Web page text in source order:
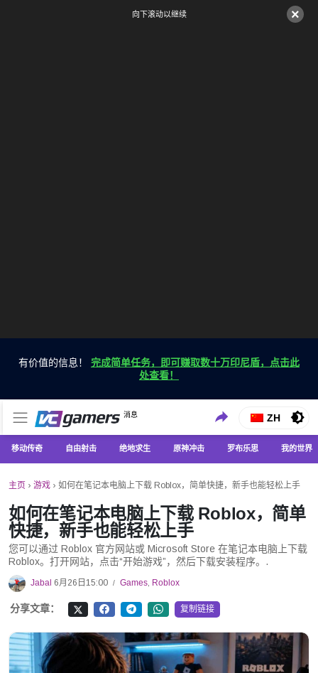
×
向下滚动以继续
有价值的信息！ 完成简单任务，即可赚取数十万印尼盾，点击此
处查看！
VC游戏新闻
消息
仅在 VCGamers 获取最新的游戏新闻
ZH
移动传奇 自由射击 绝地求生 原神冲击 罗布乐思 我的世界
主页 › 游戏 › 如何在笔记本电脑上下载 Roblox，简单快捷，新手也能轻松上手
如何在笔记本电脑上下载 Roblox，简单
快捷，新手也能轻松上手
您可以通过 Roblox 官方网站或 Microsoft Store 在笔记本电脑上下载
Roblox。打开网站，点击“开始游戏”，然后下载安装程序。.
Jabal 6月26日15:00 / Games, Roblox
分享文章： 复制链接